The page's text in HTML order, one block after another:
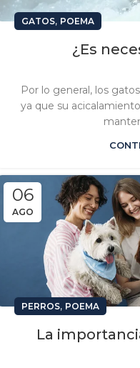
GATOS, POEMA
¿Es
Por lo general, los
ya que su
06
AGO
PERROS, POEMA
La